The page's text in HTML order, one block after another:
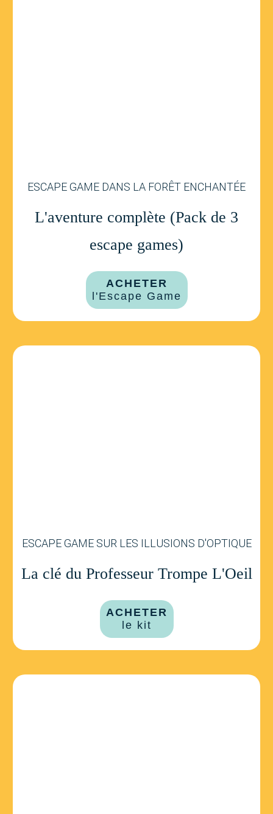
ESCAPE GAME DANS LA FORÊT ENCHANTÉE
L'aventure complète (Pack de 3
escape games)
ACHETER
l'Escape Game
ESCAPE GAME SUR LES ILLUSIONS D'OPTIQUE
La clé du Professeur Trompe L'Oeil
ACHETER
le kit